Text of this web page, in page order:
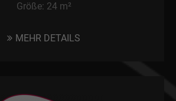
Größe: 24 m²
MEHR DETAILS